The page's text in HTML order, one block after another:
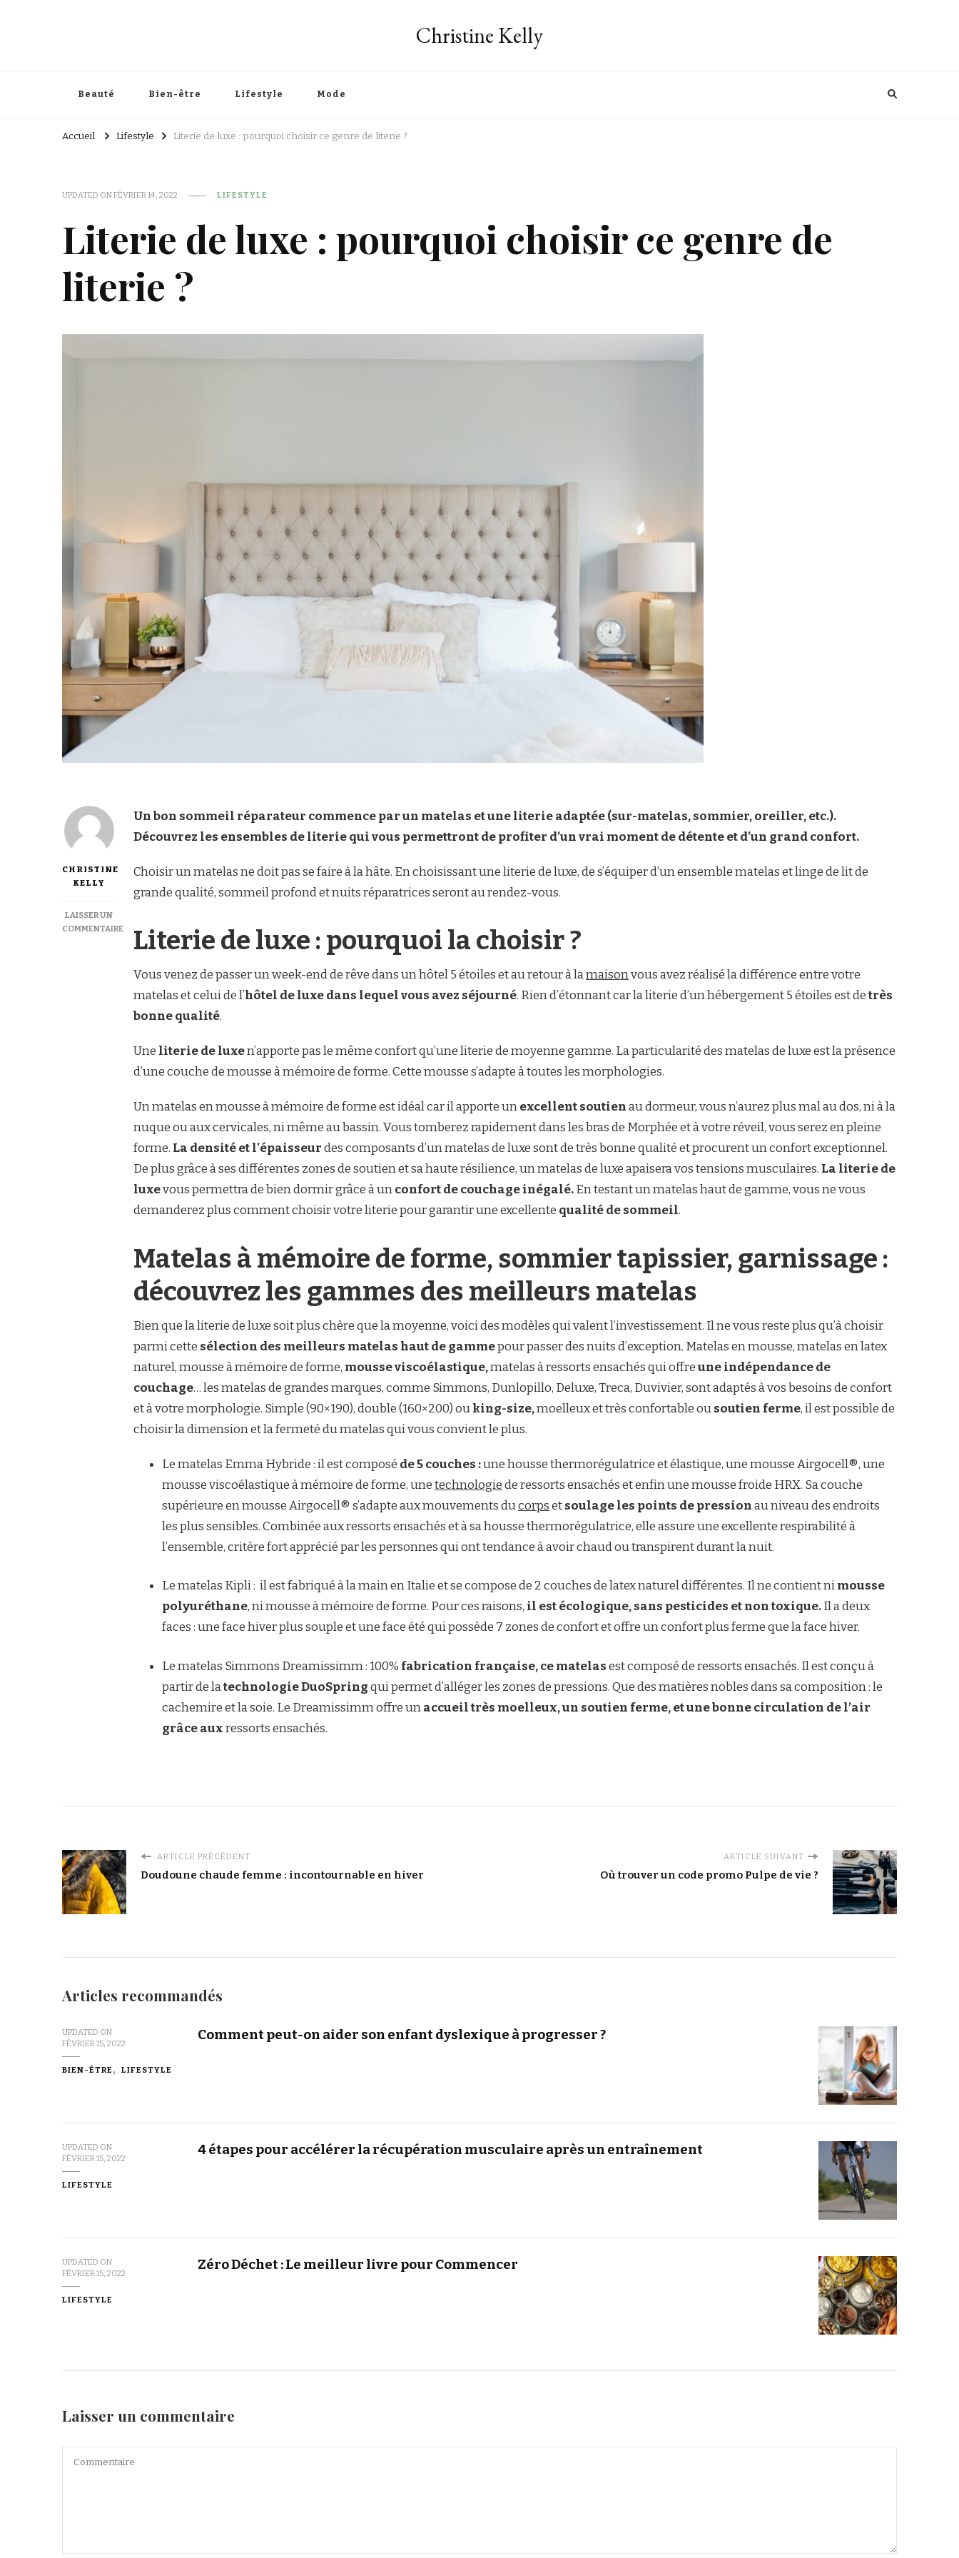
Christine Kelly
Beauté Bien-être Lifestyle Mode
Accueil Lifestyle Literie de luxe : pourquoi choisir ce genre de literie ?
UPDATED ONFÉVRIER 14, 2022 LIFESTYLE
Literie de luxe : pourquoi choisir ce genre de
literie ?
CHRISTINE
KELLY
LAISSER UN
COMMENTAIRE
POURQUOI
Un bon sommeil réparateur commence par un matelas et une literie adaptée (sur-matelas, sommier, oreiller, etc.).
Découvrez les ensembles de literie qui vous permettront de profiter d’un vrai moment de détente et d’un grand confort.
Choisir un matelas ne doit pas se faire à la hâte. En choisissant une literie de luxe, de s’équiper d’un ensemble matelas et linge de lit de
grande qualité, sommeil profond et nuits réparatrices seront au rendez-vous.
Literie de luxe : pourquoi la choisir ?
Vous venez de passer un week-end de rêve dans un hôtel 5 étoiles et au retour à lamaisonvous avez réalisé la différence entre votre
matelas et celui de l’hôtel de luxe dans lequel vous avez séjourné. Rien d’étonnant car la literie d’un hébergement 5 étoiles est detrès
bonne qualité.
Une literie de luxen’apporte pas le même confort qu’une literie de moyenne gamme. La particularité des matelas de luxe est la présence
d’une couche de mousse à mémoire de forme. Cette mousse s’adapte à toutes les morphologies.
Un matelas en mousse à mémoire de forme est idéal car il apporte unexcellent soutienau dormeur, vous n’aurez plus mal au dos, ni à la
nuque ou aux cervicales, ni même au bassin. Vous tomberez rapidement dans les bras de Morphée et à votre réveil, vous serez en pleine
forme. La densité et l’épaisseurdes composants d’un matelas de luxe sont de très bonne qualité et procurent un confort exceptionnel.
De plus grâce à ses différentes zones de soutien et sa haute résilience, un matelas de luxe apaisera vos tensions musculaires. La literie de
luxevous permettra de bien dormir grâce à unconfort de couchage inégalé.En testant un matelas haut de gamme, vous ne vous
demanderez plus comment choisir votre literie pour garantir une excellente qualité de sommeil.
Matelas à mémoire de forme, sommier tapissier, garnissage :
découvrez les gammes des meilleurs matelas
Bien que la literie de luxe soit plus chère que la moyenne, voici des modèles qui valent l’investissement. Il ne vous reste plus qu’à choisir
parmi cette sélection des meilleurs matelas haut de gammepour passer des nuits d’exception. Matelas en mousse, matelas en latex
naturel, mousse à mémoire de forme, mousse viscoélastique,matelas à ressorts ensachés qui offreune indépendance de
couchage… les matelas de grandes marques, comme Simmons, Dunlopillo, Deluxe, Treca, Duvivier, sont adaptés à vos besoins de confort
et à votre morphologie. Simple (90×190), double (160×200) ouking-size,moelleux et très confortable ousoutien ferme, il est possible de
choisir la dimension et la fermeté du matelas qui vous convient le plus.
Le matelas Emma Hybride : il est composé de 5 couches :une housse thermorégulatrice et élastique, une mousse Airgocell®, une
mousse viscoélastique à mémoire de forme, unetechnologiede ressorts ensachés et enfin une mousse froide HRX. Sa couche
supérieure en mousse Airgocell® s’adapte aux mouvements ducorpsetsoulage les points de pressionau niveau des endroits
les plus sensibles. Combinée aux ressorts ensachés et à sa housse thermorégulatrice, elle assure une excellente respirabilité à
l’ensemble, critère fort apprécié par les personnes qui ont tendance à avoir chaud ou transpirent durant la nuit.
Le matelas Kipli : il est fabriqué à la main en Italie et se compose de 2 couches de latex naturel différentes. Il ne contient nimousse
polyuréthane, ni mousse à mémoire de forme. Pour ces raisons, il est écologique, sans pesticides et non toxique.Il a deux
faces : une face hiver plus souple et une face été qui possède 7 zones de confort et offre un confort plus ferme que la face hiver.
Le matelas Simmons Dreamissimm : 100% fabrication française, ce matelasest composé de ressorts ensachés. Il est conçu à
partir de latechnologie DuoSpringqui permet d’alléger les zones de pressions. Que des matières nobles dans sa composition : le
cachemire et la soie. Le Dreamissimm offre unaccueil très moelleux, un soutien ferme, et une bonne circulation de l’air
grâce auxressorts ensachés.
ARTICLE PRÉCÉDENT
Doudoune chaude femme : incontournable en hiver
ARTICLE SUIVANT
Où trouver un code promo Pulpe de vie ?
Articles recommandés
UPDATED ON
FÉVRIER 15, 2022
BIEN-ÊTRE LIFESTYLE
Comment peut-on aider son enfant dyslexique à progresser ?
UPDATED ON
FÉVRIER 15, 2022
LIFESTYLE
4 étapes pour accélérer la récupération musculaire après un entraînement
UPDATED ON
FÉVRIER 15, 2022
LIFESTYLE
Zéro Déchet : Le meilleur livre pour Commencer
Laisser un commentaire